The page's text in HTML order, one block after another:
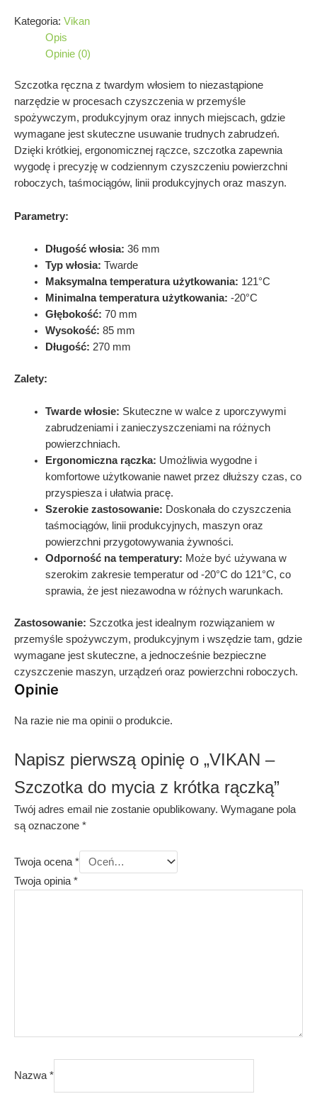
Kategoria: Vikan
Opis
Opinie (0)
Szczotka ręczna z twardym włosiem to niezastąpione
narzędzie w procesach czyszczenia w przemyśle
spożywczym, produkcyjnym oraz innych miejscach, gdzie
wymagane jest skuteczne usuwanie trudnych zabrudzeń.
Dzięki krótkiej, ergonomicznej rączce, szczotka zapewnia
wygodę i precyzję w codziennym czyszczeniu powierzchni
roboczych, taśmociągów, linii produkcyjnych oraz maszyn.
Parametry:
Długość włosia: 36 mm
Typ włosia: Twarde
Maksymalna temperatura użytkowania: 121°C
Minimalna temperatura użytkowania: -20°C
Głębokość: 70 mm
Wysokość: 85 mm
Długość: 270 mm
Zalety:
Twarde włosie: Skuteczne w walce z uporczywymi
zabrudzeniami i zanieczyszczeniami na różnych
powierzchniach.
Ergonomiczna rączka: Umożliwia wygodne i
komfortowe użytkowanie nawet przez dłuższy czas, co
przyspiesza i ułatwia pracę.
Szerokie zastosowanie: Doskonała do czyszczenia
taśmociągów, linii produkcyjnych, maszyn oraz
powierzchni przygotowywania żywności.
Odporność na temperatury: Może być używana w
szerokim zakresie temperatur od -20°C do 121°C, co
sprawia, że jest niezawodna w różnych warunkach.
Zastosowanie: Szczotka jest idealnym rozwiązaniem w
przemyśle spożywczym, produkcyjnym i wszędzie tam, gdzie
wymagane jest skuteczne, a jednocześnie bezpieczne
czyszczenie maszyn, urządzeń oraz powierzchni roboczych.
Opinie
Na razie nie ma opinii o produkcie.
Napisz pierwszą opinię o „VIKAN –
Szczotka do mycia z krótka rączką”
Twój adres email nie zostanie opublikowany. Wymagane pola
są oznaczone *
Twoja ocena *
Twoja opinia*
Nazwa *